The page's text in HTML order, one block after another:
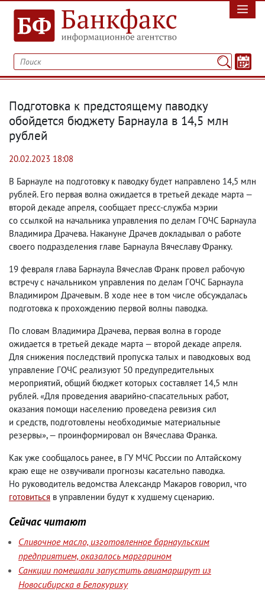
Подготовка к предстоящему паводку
обойдется бюджету Барнаула в 14,5 млн
рублей
20.02.2023 18:08
В Барнауле на подготовку к паводку будет направлено 14,5 млн
рублей. Его первая волна ожидается в третьей декаде марта —
второй декаде апреля, сообщает пресс-служба мэрии
со ссылкой на начальника управления по делам ГОЧС Барнаула
Владимира Драчева. Накануне Драчев докладывал о работе
своего подразделения главе Барнаула Вячеславу Франку.
19 февраля глава Барнаула Вячеслав Франк провел рабочую
встречу с начальником управления по делам ГОЧС Барнаула
Владимиром Драчевым. В ходе нее в том числе обсуждалась
подготовка к прохождению первой волны паводка.
По словам Владимира Драчева, первая волна в городе
ожидается в третьей декаде марта — второй декаде апреля.
Для снижения последствий пропуска талых и паводковых вод
управление ГОЧС реализуют 50 предупредительных
мероприятий, общий бюджет которых составляет 14,5 млн
рублей. «Для проведения аварийно-спасательных работ,
оказания помощи населению проведена ревизия сил
и средств, подготовлены необходимые материальные
резервы», — проинформировал он Вячеслава Франка.
Как уже сообщалось ранее, в ГУ МЧС России по Алтайскому
краю еще не озвучивали прогнозы касательно паводка.
Но руководитель ведомства Александр Макаров говорил, что
готовиться в управлении будут к худшему сценарию.
Сейчас читают
Сливочное масло, изготовленное барнаульским
предприятием, оказалось маргарином
Санкции помешали запустить авиамаршрут из
Новосибирска в Белокуриху